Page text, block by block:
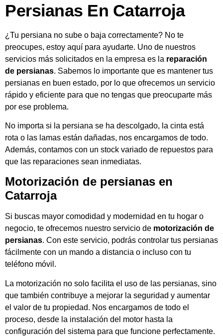
Persianas En Catarroja
¿Tu persiana no sube o baja correctamente? No te
preocupes, estoy aquí para ayudarte. Uno de nuestros
servicios más solicitados en la empresa es la reparación
de persianas. Sabemos lo importante que es mantener tus
persianas en buen estado, por lo que ofrecemos un servicio
rápido y eficiente para que no tengas que preocuparte más
por ese problema.
No importa si la persiana se ha descolgado, la cinta está
rota o las lamas están dañadas, nos encargamos de todo.
Además, contamos con un stock variado de repuestos para
que las reparaciones sean inmediatas.
Motorización de persianas en
Catarroja
Si buscas mayor comodidad y modernidad en tu hogar o
negocio, te ofrecemos nuestro servicio de motorización de
persianas. Con este servicio, podrás controlar tus persianas
fácilmente con un mando a distancia o incluso con tu
teléfono móvil.
La motorización no solo facilita el uso de las persianas, sino
que también contribuye a mejorar la seguridad y aumentar
el valor de tu propiedad. Nos encargamos de todo el
proceso, desde la instalación del motor hasta la
configuración del sistema para que funcione perfectamente.